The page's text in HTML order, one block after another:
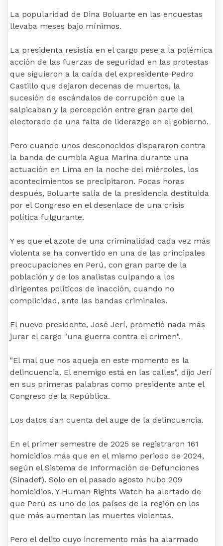
La popularidad de Dina Boluarte en las encuestas
llevaba meses bajo mínimos.
La presidenta resistía en el cargo pese a la polémica
acción de las fuerzas de seguridad en las protestas
que siguieron a la caída del expresidente Pedro
Castillo que dejaron decenas de muertos, la
sucesión de escándalos de corrupción que la
salpicaban y la percepción entre gran parte del
electorado de una falta de liderazgo en el gobierno.
Pero cuando unos desconocidos dispararon contra
la banda de cumbia Agua Marina durante una
actuación en Lima en la noche del miércoles, los
acontecimientos se precipitaron. Pocas horas
después, Boluarte salía de la presidencia destituida
por el Congreso en el desenlace de una crisis
política fulgurante.
Y es que el azote de una criminalidad cada vez más
violenta se ha convertido en una de las principales
preocupaciones en Perú, con gran parte de la
población y de los analistas culpando a los
dirigentes políticos de inacción, cuando no
complicidad, ante las bandas criminales.
El nuevo presidente, José Jerí, prometió nada más
jurar el cargo "una guerra contra el crimen".
"El mal que nos aqueja en este momento es la
delincuencia. El enemigo está en las calles", dijo Jerí
en sus primeras palabras como presidente ante el
Congreso de la República.
Los datos dan cuenta del auge de la delincuencia.
En el primer semestre de 2025 se registraron 161
homicidios más que en el mismo periodo de 2024,
según el Sistema de Información de Defunciones
(Sinadef). Solo en el pasado agosto hubo 209
homicidios. Y Human Rights Watch ha alertado de
que Perú es uno de los países de la región en los
que más aumentan las muertes violentas.
Pero el delito cuyo incremento más ha alarmado